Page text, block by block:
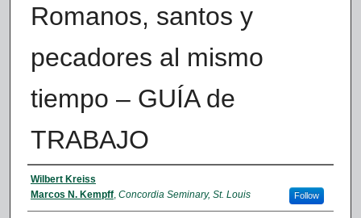
Romanos, santos y
pecadores al mismo
tiempo – GUÍA de
TRABAJO
Authors
Wilbert Kreiss
Marcos N. Kempff, Concordia Seminary, St. Louis Follow